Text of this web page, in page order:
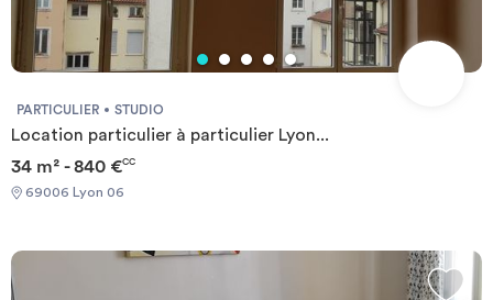
PARTICULIER STUDIO
Location particulier à particulier Lyon...
34 m² - 840 €CC
69006 Lyon 06